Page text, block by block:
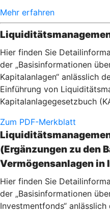
Mehr erfahren
Hier finden Sie
der „Basisinformationen
Kapitalanlagen“ anlässlich
Einführung von
Kapitalanlagegesetzbuch
Zum PDF-Merkblatt
(Ergänzungen zu den
Vermögensanlagen
Hier finden Sie
der „Basisinformationen
Investmentfonds“